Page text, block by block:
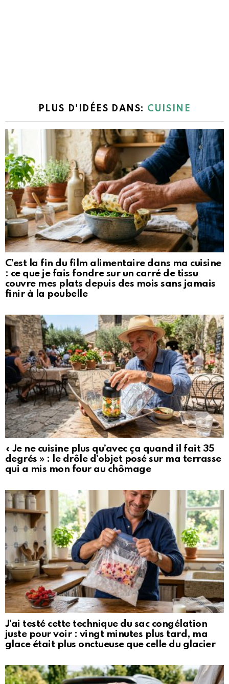
PLUS D'IDÉES DANS: CUISINE
C’est la fin du film alimentaire dans ma cuisine
: ce que je fais fondre sur un carré de tissu
couvre mes plats depuis des mois sans jamais
finir à la poubelle
« Je ne cuisine plus qu’avec ça quand il fait 35
degrés » : le drôle d’objet posé sur ma terrasse
qui a mis mon four au chômage
J’ai testé cette technique du sac congélation
juste pour voir : vingt minutes plus tard, ma
glace était plus onctueuse que celle du glacier